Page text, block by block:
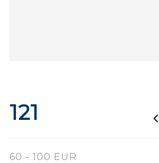
121
60 - 100 EUR